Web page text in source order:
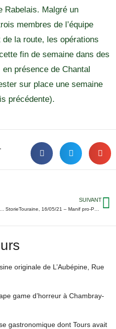
Rabelais. Malgré un
membres de l’équipe
la route, les opérations
fin de semaine dans des
présence de Chantal
sur place une semaine
précédente).
StorieDépartementales, #3 – Saint-Pierre-des-Corps, Tours-Nord, Tours-Est… Info Tours vous raconte la campagne
SUIVANT
originale de L’Aubépine, Rue
game d’horreur à Chambray-
gastronomique dont Tours avait